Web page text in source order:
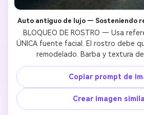
Auto antiguo de lujo — Sosteniendo
BLOQUEO DE ROSTRO — Usa
ÚNICA fuente facial. El rostro debe
remodelado. Barba y textura
preservadas. Sin aspecto de
EN MARCO — El gran retrato en
B.R. Ambedkar con rostro
afeitado, gafas redondas, cabello
marino, corbata roja, expresión
Copiar prompt de
Crear imagen